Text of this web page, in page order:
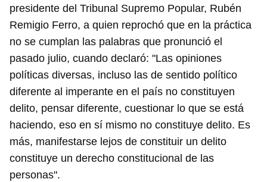
presidente del Tribunal Supremo Popular, Rubén
Remigio Ferro, a quien reprochó que en la práctica
no se cumplan las palabras que pronunció el
pasado julio, cuando declaró: "Las opiniones
políticas diversas, incluso las de sentido político
diferente al imperante en el país no constituyen
delito, pensar diferente, cuestionar lo que se está
haciendo, eso en sí mismo no constituye delito. Es
más, manifestarse lejos de constituir un delito
constituye un derecho constitucional de las
personas".